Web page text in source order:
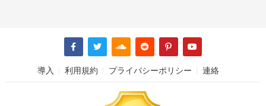
導入 利用規約 プライバシーポリシー 連絡